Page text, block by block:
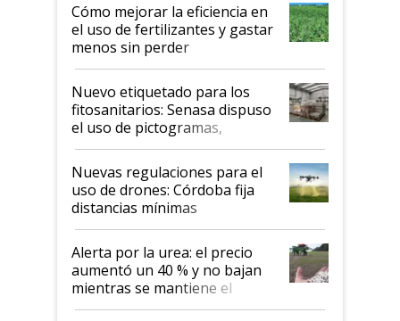
Cómo mejorar la eficiencia en
el uso de fertilizantes y gastar
menos sin perder
productividad en la campaña
fina
Nuevo etiquetado para los
fitosanitarios: Senasa dispuso
el uso de pictogramas,
palabras de advertencia e
indicaciones
Nuevas regulaciones para el
uso de drones: Córdoba fija
distancias mínimas
Alerta por la urea: el precio
aumentó un 40 % y no bajan
mientras se mantiene el
conflicto en Medio Oriente